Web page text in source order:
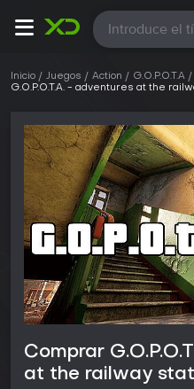
Todas
Inicio Juegos Action
G.O.P.O.T.A
G.O.P.O.T.A. - adventures at the
Comprar
at the railway